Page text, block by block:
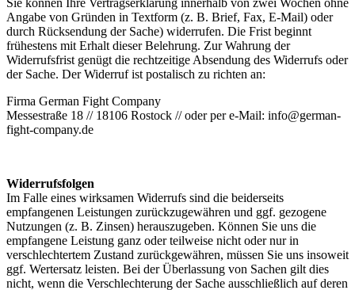
Sie können Ihre Vertragserklärung innerhalb von zwei Wochen ohne
Angabe von Gründen in Textform (z. B. Brief, Fax, E-Mail) oder
durch Rücksendung der Sache) widerrufen. Die Frist beginnt
frühestens mit Erhalt dieser Belehrung. Zur Wahrung der
Widerrufsfrist genügt die rechtzeitige Absendung des Widerrufs oder
der Sache. Der Widerruf ist postalisch zu richten an:
Firma German Fight Company
Messestraße 18 // 18106 Rostock // oder per e-Mail: info@german-
fight-company.de
Widerrufsfolgen
Im Falle eines wirksamen Widerrufs sind die beiderseits
empfangenen Leistungen zurückzugewähren und ggf. gezogene
Nutzungen (z. B. Zinsen) herauszugeben. Können Sie uns die
empfangene Leistung ganz oder teilweise nicht oder nur in
verschlechtertem Zustand zurückgewähren, müssen Sie uns insoweit
ggf. Wertersatz leisten. Bei der Überlassung von Sachen gilt dies
nicht, wenn die Verschlechterung der Sache ausschließlich auf deren